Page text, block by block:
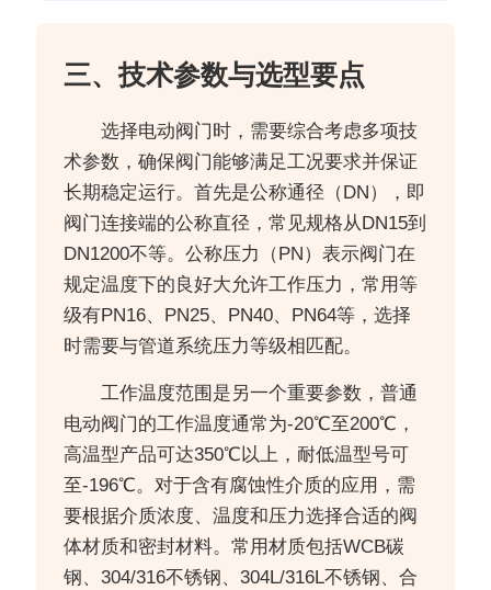
三、技术参数与选型要点
选择电动阀门时，需要综合考虑多项技
术参数，确保阀门能够满足工况要求并保证
长期稳定运行。首先是公称通径（DN），即
阀门连接端的公称直径，常见规格从DN15到
DN1200不等。公称压力（PN）表示阀门在
规定温度下的良好大允许工作压力，常用等
级有PN16、PN25、PN40、PN64等，选择
时需要与管道系统压力等级相匹配。
工作温度范围是另一个重要参数，普通
电动阀门的工作温度通常为-20℃至200℃，
高温型产品可达350℃以上，耐低温型号可
至-196℃。对于含有腐蚀性介质的应用，需
要根据介质浓度、温度和压力选择合适的阀
体材质和密封材料。常用材质包括WCB碳
钢、304/316不锈钢、304L/316L不锈钢、合